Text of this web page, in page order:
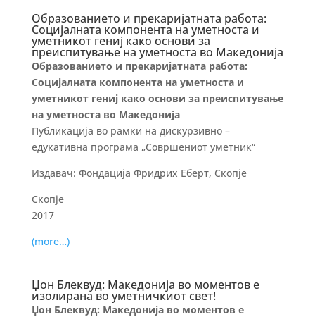
Образованието и прекаријатната работа:
Социјалната компонента на уметноста и
уметникот гениј како основи за
преиспитување на уметноста во Македонија
Образованието и прекаријатната работа:
Социјалната компонента на уметноста и
уметникот гениј како основи за преиспитување
на уметноста во Македонија
Публикација во рамки на дискурзивно –
едукативна програма „Совршениот уметник“
Издавач: Фондација Фридрих Еберт, Скопје
Скопје
2017
(more…)
Џон Блеквуд: Македонија во моментов е
изолирана во уметничкиот свет!
Џон Блеквуд: Македонија во моментов е